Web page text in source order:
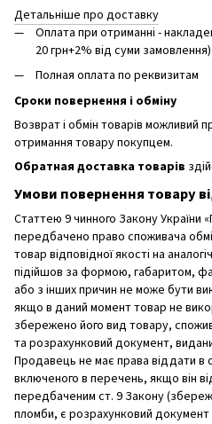
Детальніше про доставку
Оплата при отриманні -
20 грн+2% від суми замовлення)
Полная оплата по реквизитам
Сроки повернення і обміну
Возврат і обмін товарів можливий
отримання товару покупцем.
Обратная доставка товарів
Умови повернення товару
Статтею 9 чинного Закону України
передбачено право споживача
товар відповідної якості на
підійшов за формою, габаритом,
або з інших причин не може бути
якщо в даний момент товар не
збережено його вид товару,
та розрахунковий документ,
Продавець не має права віддати в
включеного в перечень, якщо він
передбаченим ст. 9 Закону
пломби, є розрахунковий документ